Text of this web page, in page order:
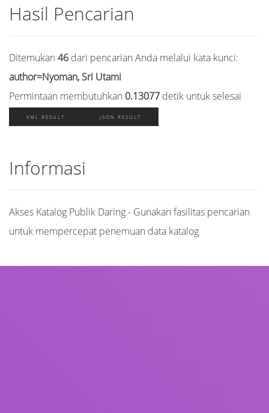
Hasil Pencarian
Ditemukan 46 dari pencarian Anda melalui kata kunci:
author=Nyoman, Sri Utami
Permintaan membutuhkan 0.13077 detik untuk selesai
XML RESULT JSON RESULT
Informasi
Akses Katalog Publik Daring - Gunakan fasilitas pencarian
untuk mempercepat penemuan data katalog